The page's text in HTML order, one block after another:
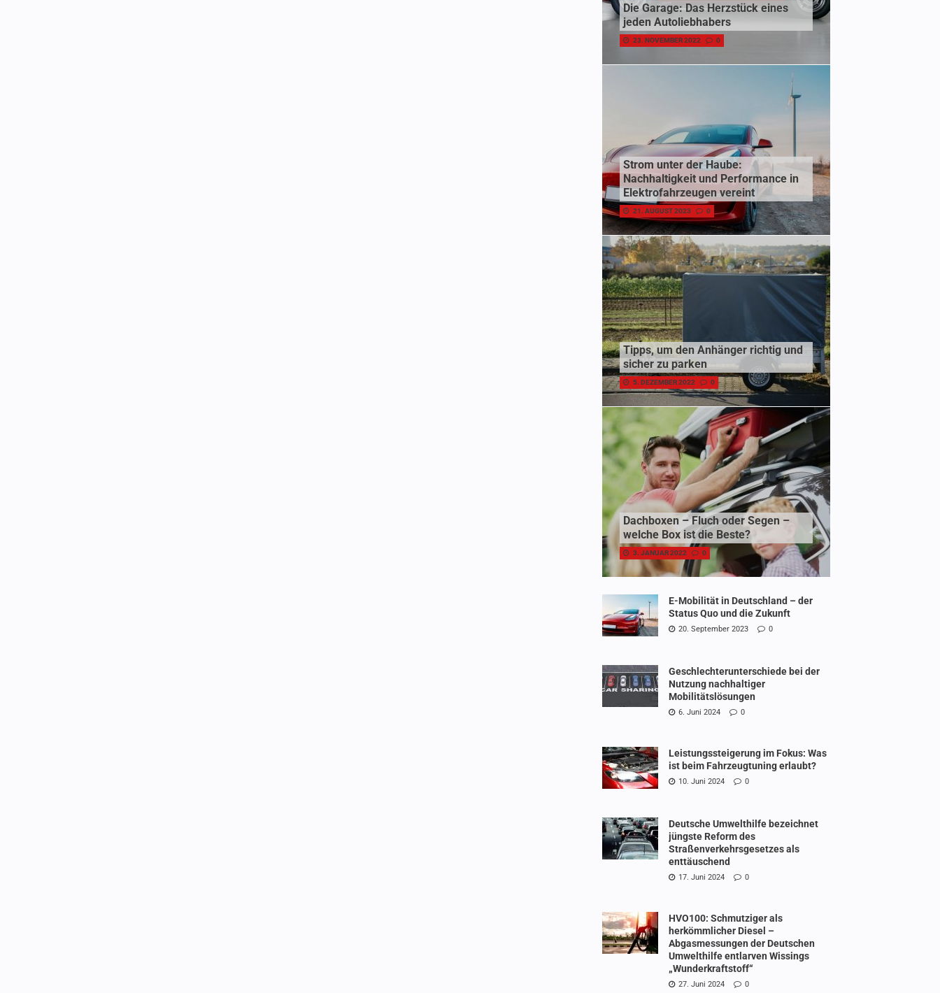
Die Garage: Das Herzstück eines
jeden Autoliebhabers
23. NOVEMBER 2022 0
Strom unter der Haube:
Nachhaltigkeit und Performance in
Elektrofahrzeugen vereint
21. AUGUST 2023 0
Tipps, um den Anhänger richtig und
sicher zu parken
5. DEZEMBER 2022 0
Dachboxen – Fluch oder Segen –
welche Box ist die Beste?
3. JANUAR 2022 0
E-Mobilität in Deutschland – der
Status Quo und die Zukunft
20. September 2023 0
Geschlechterunterschiede bei der
Nutzung nachhaltiger
Mobilitätslösungen
6. Juni 2024 0
Leistungssteigerung im Fokus: Was
ist beim Fahrzeugtuning erlaubt?
10. Juni 2024 0
Deutsche Umwelthilfe bezeichnet
jüngste Reform des
Straßenverkehrsgesetzes als
enttäuschend
17. Juni 2024 0
HVO100: Schmutziger als
herkömmlicher Diesel –
Abgasmessungen der Deutschen
Umwelthilfe entlarven Wissings
„Wunderkraftstoff“
27. Juni 2024 0